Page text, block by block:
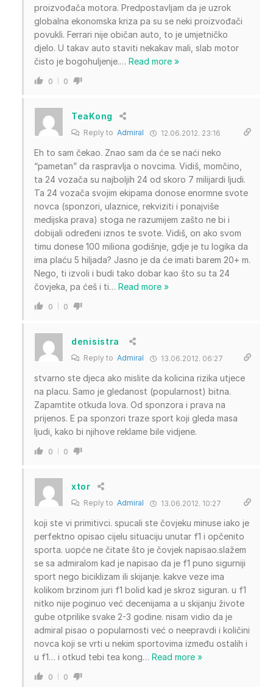
proizvođača motora. Predpostavljam da je uzrok
globalna ekonomska kriza pa su se neki proizvođači
povukli. Ferrari nije običan auto, to je umjetničko
djelo. U takav auto staviti nekakav mali, slab motor
čisto je bogohuljenje.… Read more »
0 0
TeaKong
Reply to Admiral 12.06.2012. 23:16
Eh to sam čekao. Znao sam da će se naći neko
“pametan” da raspravlja o novcima. Vidiš, momčino,
ta 24 vozača su najboljih 24 od skoro 7 milijardi ljudi.
Ta 24 vozača svojim ekipama donose enormne svote
novca (sponzori, ulaznice, rekviziti i ponajviše
medijska prava) stoga ne razumijem zašto ne bi i
dobijali određeni iznos te svote. Vidiš, on ako svom
timu donese 100 miliona godišnje, gdje je tu logika da
ima plaću 5 hiljada? Jasno je da će imati barem 20+ m.
Nego, ti izvoli i budi tako dobar kao što su ta 24
čovjeka, pa ćeš i ti… Read more »
0 0
denisistra
Reply to Admiral 13.06.2012. 06:27
stvarno ste djeca ako mislite da kolicina rizika utjece
na placu. Samo je gledanost (popularnost) bitna.
Zapamtite otkuda lova. Od sponzora i prava na
prijenos. E pa sponzori traze sport koji gleda masa
ljudi, kako bi njihove reklame bile vidjene.
0 0
xtor
Reply to Admiral 13.06.2012. 10:27
koji ste vi primitivci. spucali ste čovjeku minuse iako je
perfektno opisao cijelu situaciju unutar f1 i opčenito
sporta. uopće ne čitate što je čovjek napisao.slažem
se sa admiralom kad je napisao da je f1 puno sigurniji
sport nego biciklizam ili skijanje. kakve veze ima
kolikom brzinom juri f1 bolid kad je skroz siguran. u f1
nitko nije poginuo već decenijama a u skijanju živote
gube otprilike svake 2-3 godine. nisam vidio da je
admiral pisao o popularnosti već o neepravdi i količini
novca koji se vrti u nekim sportovima između ostalih i
u f1… i otkud tebi tea kong… Read more »
0 0